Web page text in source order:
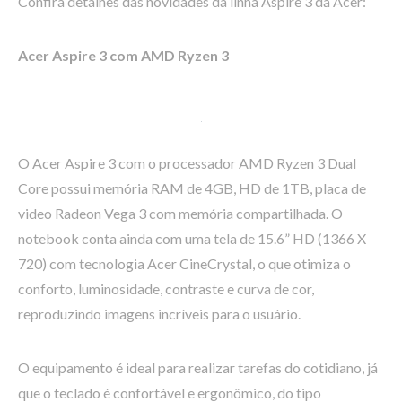
Acer Aspire 3 com AMD Ryzen 3
O Acer Aspire 3 com o processador AMD Ryzen 3 Dual
Core possui memória RAM de 4GB, HD de 1TB, placa de
video Radeon Vega 3 com memória compartilhada. O
notebook conta ainda com uma tela de 15.6” HD (1366 X
720) com tecnologia Acer CineCrystal, o que otimiza o
conforto, luminosidade, contraste e curva de cor,
reproduzindo imagens incríveis para o usuário.
O equipamento é ideal para realizar tarefas do cotidiano, já
que o teclado é confortável e ergonômico, do tipo